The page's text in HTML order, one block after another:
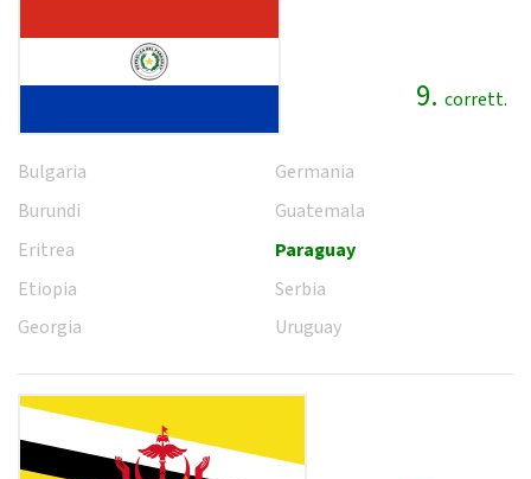
9. corrett.
Bulgaria
Burundi
Eritrea
Etiopia
Georgia
Germania
Guatemala
Paraguay
Serbia
Uruguay